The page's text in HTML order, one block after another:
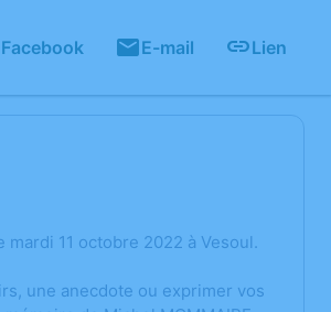
Facebook E-mail Lien
11 octobre 2022 à Vesoul.
une anecdote ou exprimer vos